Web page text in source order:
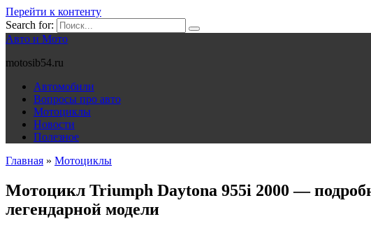
Перейти к контенту
Search for:
Авто и Мото
motosib54.ru
Автомобили
Вопросы про авто
Мотоциклы
Новости
Полезное
Главная » Мотоциклы
Мотоцикл Triumph Daytona 955i 2000 —
легендарной модели